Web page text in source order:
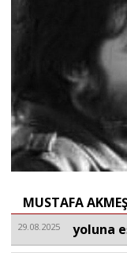
MUSTAFA
29.08.2025 yoluna